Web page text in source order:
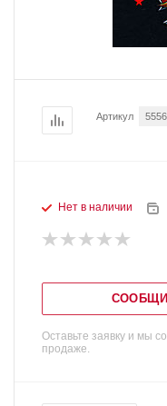
Артикул 5556
Нет в наличии
Оставьте заявку и мы
продаже.